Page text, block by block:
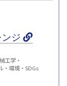
ジ
工学
環境 SDGs